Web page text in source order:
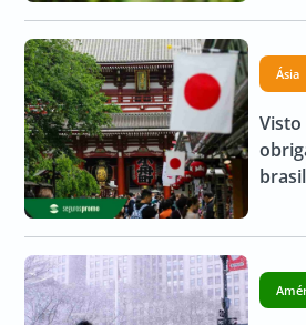
Ásia
Visto